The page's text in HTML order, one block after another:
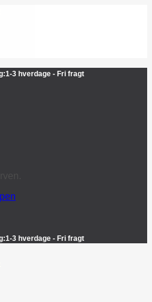
3 hverdage - Fri fragt
3 hverdage - Fri fragt